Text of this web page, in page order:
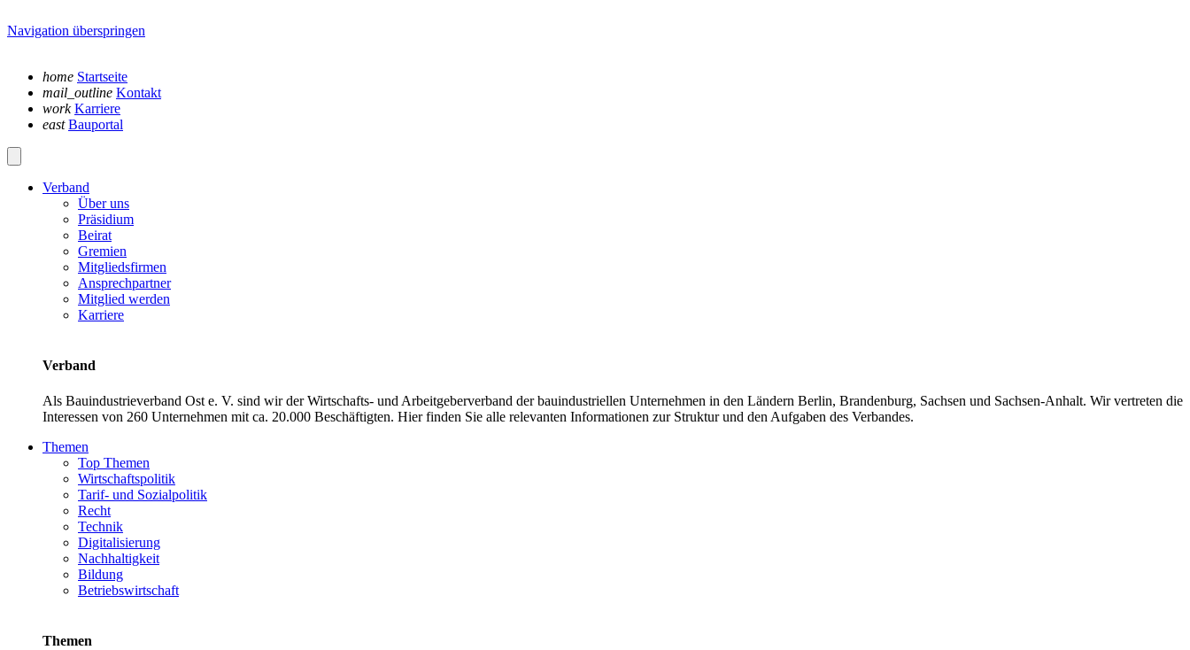
Navigation überspringen
home Startseite
mail_outline Kontakt
work Karriere
east Bauportal
Verband
Über uns
Präsidium
Beirat
Gremien
Mitgliedsfirmen
Ansprechpartner
Mitglied werden
Karriere
Verband
Als Bauindustrieverband Ost e. V. sind wir der Wirtschafts- und Arbeitgeberverband der bauindustriellen Unternehmen in den Ländern Berlin, Brandenburg, Sachsen und Sachsen-Anhalt. Wir vertreten die
Interessen von 260 Unternehmen mit ca. 20.000 Beschäftigten. Hier finden Sie alle relevanten Informationen zur Struktur und den Aufgaben des Verbandes.
Themen
Top Themen
Wirtschaftspolitik
Tarif- und Sozialpolitik
Recht
Technik
Digitalisierung
Nachhaltigkeit
Bildung
Betriebswirtschaft
Themen